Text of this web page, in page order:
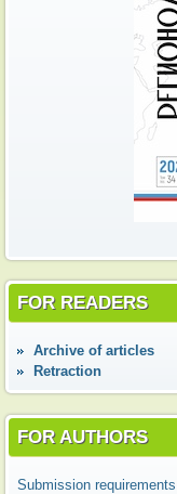
FOR READERS
Аrchive of articles
Retraction
FOR AUTHORS
Submission requirements